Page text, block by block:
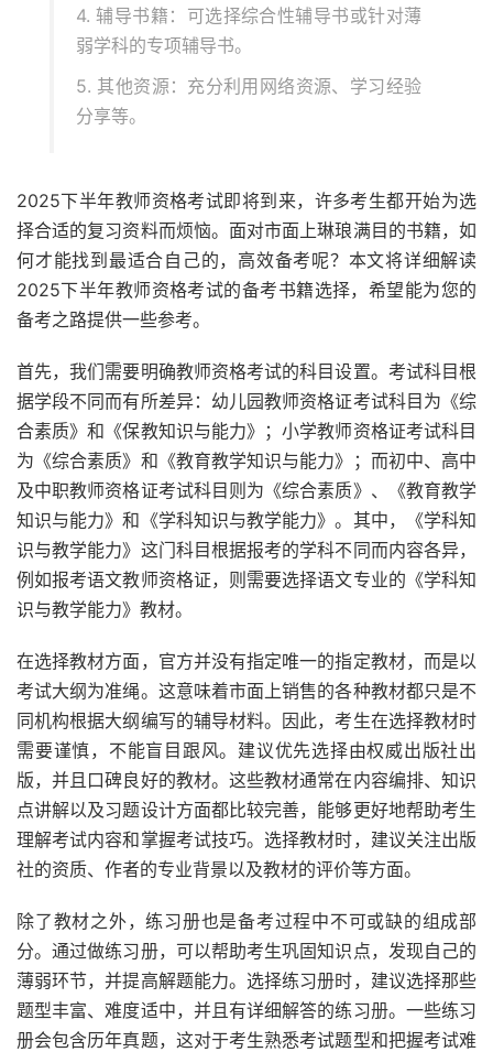
4. 辅导书籍：可选择综合性辅导书或针对薄
弱学科的专项辅导书。
5. 其他资源：充分利用网络资源、学习经验
分享等。
2025下半年教师资格考试即将到来，许多考生都开始为选
择合适的复习资料而烦恼。面对市面上琳琅满目的书籍，如
何才能找到最适合自己的，高效备考呢？本文将详细解读
2025下半年教师资格考试的备考书籍选择，希望能为您的
备考之路提供一些参考。
首先，我们需要明确教师资格考试的科目设置。考试科目根
据学段不同而有所差异：幼儿园教师资格证考试科目为《综
合素质》和《保教知识与能力》；小学教师资格证考试科目
为《综合素质》和《教育教学知识与能力》；而初中、高中
及中职教师资格证考试科目则为《综合素质》、《教育教学
知识与能力》和《学科知识与教学能力》。其中，《学科知
识与教学能力》这门科目根据报考的学科不同而内容各异，
例如报考语文教师资格证，则需要选择语文专业的《学科知
识与教学能力》教材。
在选择教材方面，官方并没有指定唯一的指定教材，而是以
考试大纲为准绳。这意味着市面上销售的各种教材都只是不
同机构根据大纲编写的辅导材料。因此，考生在选择教材时
需要谨慎，不能盲目跟风。建议优先选择由权威出版社出
版，并且口碑良好的教材。这些教材通常在内容编排、知识
点讲解以及习题设计方面都比较完善，能够更好地帮助考生
理解考试内容和掌握考试技巧。选择教材时，建议关注出版
社的资质、作者的专业背景以及教材的评价等方面。
除了教材之外，练习册也是备考过程中不可或缺的组成部
分。通过做练习册，可以帮助考生巩固知识点，发现自己的
薄弱环节，并提高解题能力。选择练习册时，建议选择那些
题型丰富、难度适中，并且有详细解答的练习册。一些练习
册会包含历年真题，这对于考生熟悉考试题型和把握考试难